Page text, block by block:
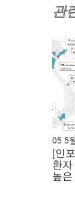
농촌
있
양
– 비
있
– 모
전
관
05 5
[인
환
높